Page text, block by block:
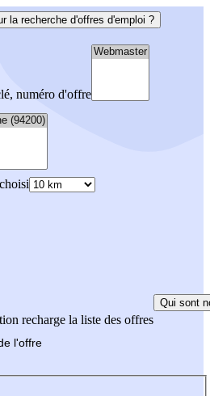
la recherche d'offres d'emploi ?
numéro d'offre
recharge la liste des offres
Qui sont
l'offre